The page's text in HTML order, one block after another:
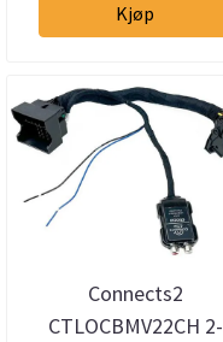
Kjøp
Connects2
CTLOCBMV22CH 2-